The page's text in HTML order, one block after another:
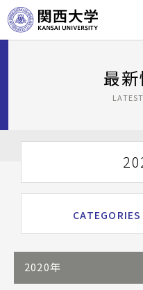
最
CATEGORIES
2020年